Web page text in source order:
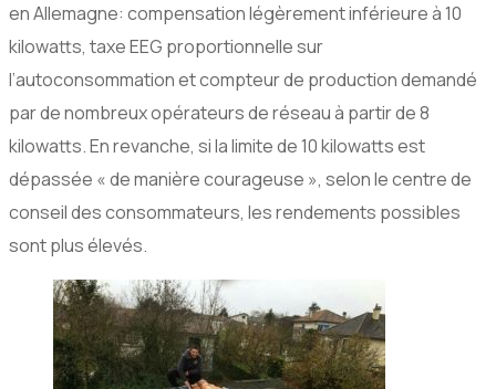
en Allemagne: compensation légèrement inférieure à 10
kilowatts, taxe EEG proportionnelle sur
l’autoconsommation et compteur de production demandé
par de nombreux opérateurs de réseau à partir de 8
kilowatts. En revanche, si la limite de 10 kilowatts est
dépassée « de manière courageuse », selon le centre de
conseil des consommateurs, les rendements possibles
sont plus élevés.